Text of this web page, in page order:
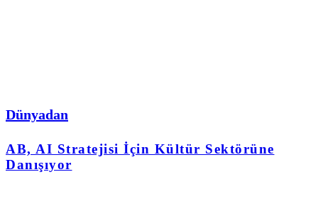
Dünyadan
AB, AI Stratejisi İçin Kültür Sektörüne
Danışıyor